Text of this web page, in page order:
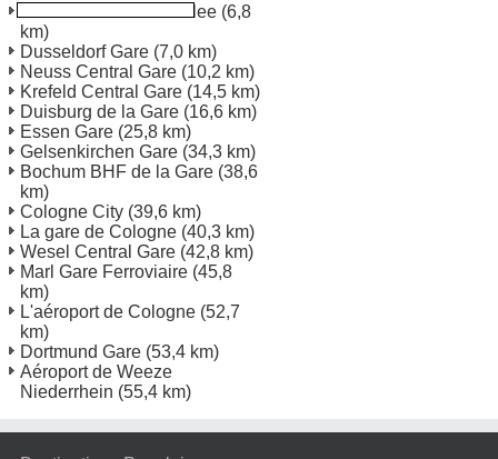
Dusseldorf Berliner Allee (6,8
km)
Dusseldorf Gare (7,0 km)
Neuss Central Gare (10,2 km)
Krefeld Central Gare (14,5 km)
Duisburg de la Gare (16,6 km)
Essen Gare (25,8 km)
Gelsenkirchen Gare (34,3 km)
Bochum BHF de la Gare (38,6
km)
Cologne City (39,6 km)
La gare de Cologne (40,3 km)
Wesel Central Gare (42,8 km)
Marl Gare Ferroviaire (45,8
km)
L'aéroport de Cologne (52,7
km)
Dortmund Gare (53,4 km)
Aéroport de Weeze
Niederrhein (55,4 km)